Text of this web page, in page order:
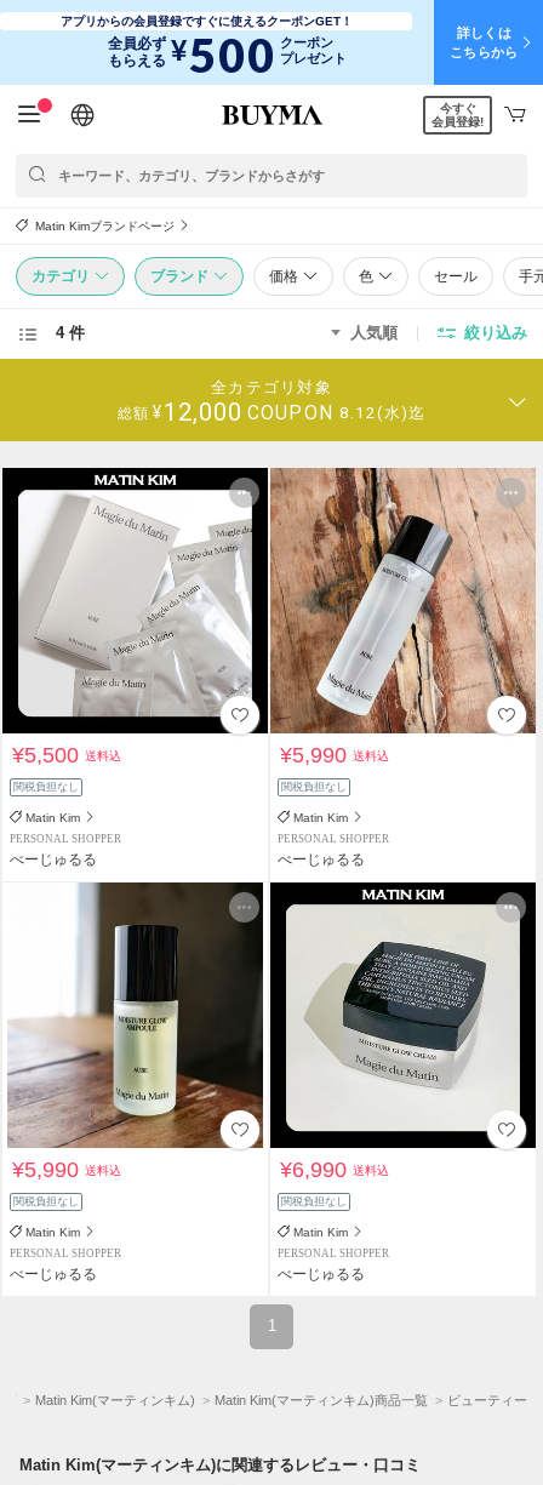
アプリからの会員登録ですぐに使えるクーポンGET！
全員必ず
もらえる ¥500 クーポン
プレゼント
詳しくは
こちらから
日本語
English
简体中文
繁體中文
今すぐ
会員登録!
Matin Kimブランドページ
カテゴリ ブランド 価格 色 セール 手
4 件 人気順 絞り込み
全カテゴリ対象
総額 ¥12,000 COUPON 8.12(水)迄
¥5,500送料込
関税負担なし
Matin Kim
PERSONAL SHOPPER
べーじゅるる
¥5,990送料込
関税負担なし
Matin Kim
PERSONAL SHOPPER
べーじゅるる
¥5,990送料込
関税負担なし
Matin Kim
PERSONAL SHOPPER
べーじゅるる
¥6,990送料込
関税負担なし
Matin Kim
PERSONAL SHOPPER
べーじゅるる
1
プ Matin Kim(マーティンキム) Matin Kim(マーティンキム)商品一覧 ビューティー
Matin Kim(マーティンキム)に関連するレビュー・口コミ